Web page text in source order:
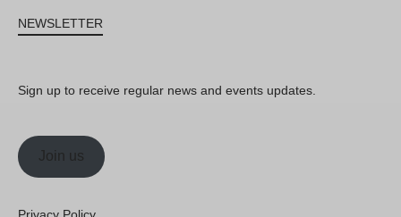
NEWSLETTER
Sign up to receive regular news and events updates.
Join us